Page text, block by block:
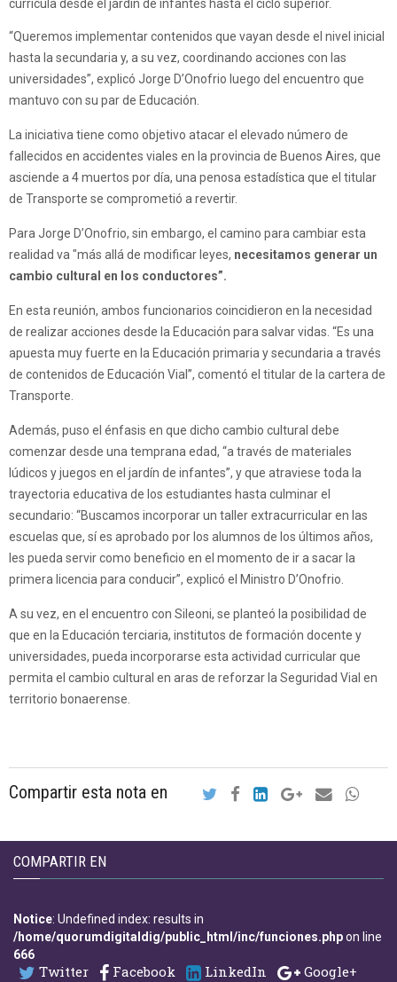
currícula desde el jardín de infantes hasta el ciclo superior.
“Queremos implementar contenidos que vayan desde el nivel inicial
hasta la secundaria y, a su vez, coordinando acciones con las
universidades”, explicó Jorge D’Onofrio luego del encuentro que
mantuvo con su par de Educación.
La iniciativa tiene como objetivo atacar el elevado número de
fallecidos en accidentes viales en la provincia de Buenos Aires, que
asciende a 4 muertos por día, una penosa estadística que el titular
de Transporte se comprometió a revertir.
Para Jorge D’Onofrio, sin embargo, el camino para cambiar esta
realidad va "más allá de modificar leyes, necesitamos generar un
cambio cultural en los conductores”.
En esta reunión, ambos funcionarios coincidieron en la necesidad
de realizar acciones desde la Educación para salvar vidas. “Es una
apuesta muy fuerte en la Educación primaria y secundaria a través
de contenidos de Educación Vial”, comentó el titular de la cartera de
Transporte.
Además, puso el énfasis en que dicho cambio cultural debe
comenzar desde una temprana edad, “a través de materiales
lúdicos y juegos en el jardín de infantes”, y que atraviese toda la
trayectoria educativa de los estudiantes hasta culminar el
secundario: “Buscamos incorporar un taller extracurricular en las
escuelas que, sí es aprobado por los alumnos de los últimos años,
les pueda servir como beneficio en el momento de ir a sacar la
primera licencia para conducir”, explicó el Ministro D’Onofrio.
A su vez, en el encuentro con Sileoni, se planteó la posibilidad de
que en la Educación terciaria, institutos de formación docente y
universidades, pueda incorporarse esta actividad curricular que
permita el cambio cultural en aras de reforzar la Seguridad Vial en
territorio bonaerense.
Compartir esta nota en
COMPARTIR EN
Notice: Undefined index: results in
/home/quorumdigitaldig/public_html/inc/funciones.phpon line
666
Twitter Facebook LinkedIn
Google+